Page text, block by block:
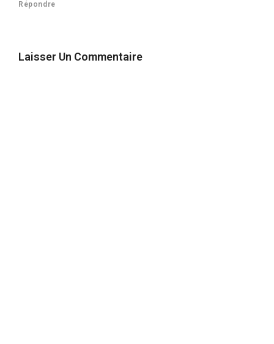
Répondre
Laisser Un Commentaire